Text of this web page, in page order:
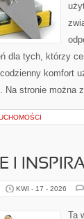
dla tych, którzy
komfort
Na stronie można
I
KWI - 17 - 2026
Ta